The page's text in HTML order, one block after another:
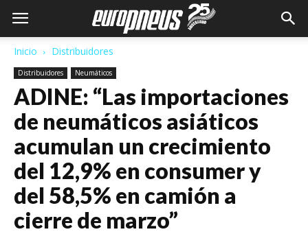
Inicio Distribuidores
Distribuidores Neumáticos
ADINE: “Las importaciones
de neumáticos asiáticos
acumulan un crecimiento
del 12,9% en consumer y
del 58,5% en camión a
cierre de marzo”